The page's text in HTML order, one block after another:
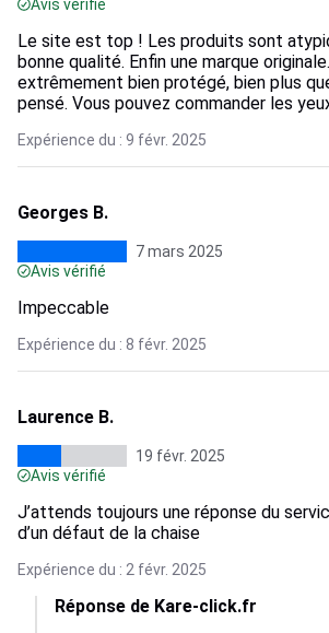
Avis vérifié
Le site est top ! Les produits sont
bonne qualité. Enfin une marque
extrêmement bien protégé, bien plus
pensé. Vous pouvez commander les
Expérience du : 9 févr. 2025
Georges B.
7 mars 2025
Avis vérifié
Impeccable
Expérience du : 8 févr. 2025
Laurence B.
19 févr. 2025
Avis vérifié
J’attends toujours une réponse du
d’un défaut de la chaise
Expérience du : 2 févr. 2025
Réponse de Kare-click.fr